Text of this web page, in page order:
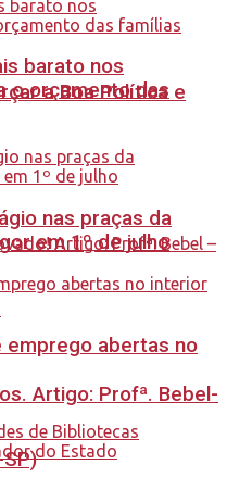
a Boa Política e
Artigo: Profª. Bebel-
barato nos
o orçamento das
nas praças da
em 1º de julho
emprego abertas no